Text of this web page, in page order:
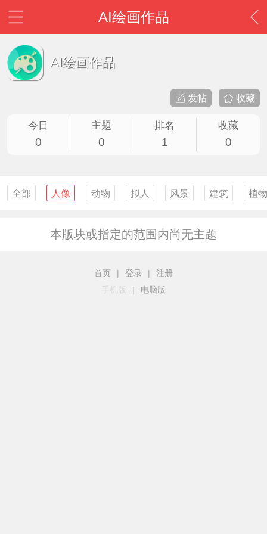
AI绘画作品
AI绘画作品
收藏
发帖
今日
0
主题
0
排名
1
收藏
0
全部 人像 动物 拟人 风景 建筑 植
本版块或指定的范围内尚无主题
首页 | 登录 |
注册
手机版
| 电脑版